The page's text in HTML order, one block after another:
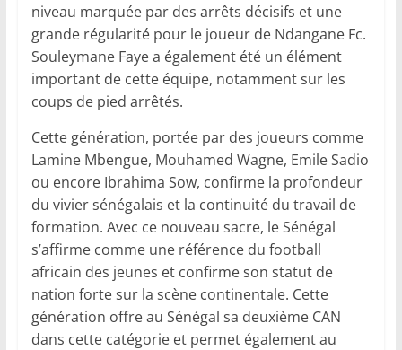
niveau marquée par des arrêts décisifs et une
grande régularité pour le joueur de Ndangane Fc.
Souleymane Faye a également été un élément
important de cette équipe, notamment sur les
coups de pied arrêtés.
Cette génération, portée par des joueurs comme
Lamine Mbengue, Mouhamed Wagne, Emile Sadio
ou encore Ibrahima Sow, confirme la profondeur
du vivier sénégalais et la continuité du travail de
formation. Avec ce nouveau sacre, le Sénégal
s’affirme comme une référence du football
africain des jeunes et confirme son statut de
nation forte sur la scène continentale. Cette
génération offre au Sénégal sa deuxième CAN
dans cette catégorie et permet également au